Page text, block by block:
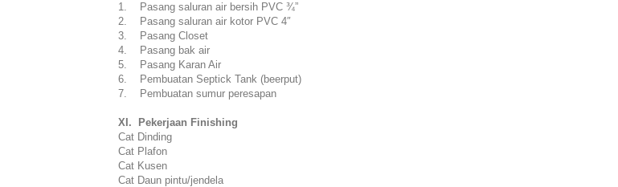
1. Pasang saluran air bersih PVC ¾”
2. Pasang saluran air kotor PVC 4″
3. Pasang Closet
4. Pasang bak air
5. Pasang Karan Air
6. Pembuatan Septick Tank (beerput)
7. Pembuatan sumur peresapan
XI. Pekerjaan Finishing
Cat Dinding
Cat Plafon
Cat Kusen
Cat Daun pintu/jendela